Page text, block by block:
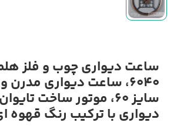
ساعت دیواری چوب و فلز
6040، ساعت دیواری مدرن
سایز 60، موتور ساخت
دیواری با ترکیب رنگ